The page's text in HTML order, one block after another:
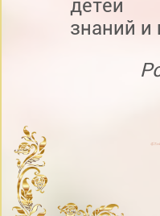
детей
знаний и